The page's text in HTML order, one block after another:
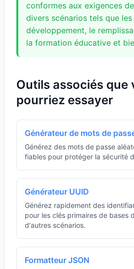
conformes aux exigences
divers scénarios tels que
développement, le
la formation éducative et
Outils associés que
pourriez essayer
Générateur de mots de
Générez des mots de passe
fiables pour protéger la sécurité
Générateur UUID
Générez rapidement des
pour les clés primaires de bases
d'autres scénarios.
Formatteur JSON